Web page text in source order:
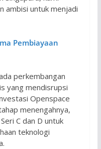
ambisi untuk menjadi
Pembiayaan
perkembangan
yang mendisrupsi
Openspace
menengahnya,
C dan D untuk
teknologi